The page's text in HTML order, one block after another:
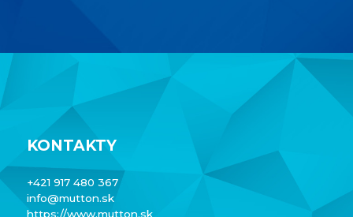
KONTAKTY
+421 917 480 367
info@mutton.sk
https://www.mutton.sk